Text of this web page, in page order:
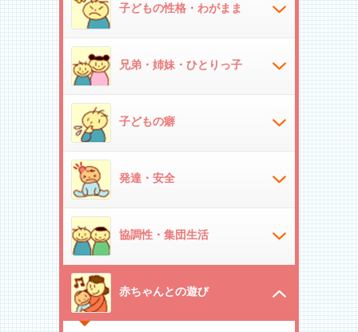
子どもの性格・わがまま
兄弟・姉妹・ひとりっ子
子どもの癖
発達・安全
協調性・集団生活
赤ちゃんとの遊び